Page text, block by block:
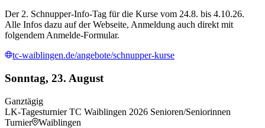
Der 2. Schnupper-Info-Tag für die Kurse vom 24.8. bis 4.10.26.
Alle Infos dazu auf der Webseite, Anmeldung auch direkt mit
folgendem Anmelde-Formular.
tc-waiblingen.de/angebote/schnupper-kurse
Sonntag, 23. August
Ganztägig
LK-Tagesturnier TC Waiblingen 2026 Senioren/Seniorinnen
Turnier
Waiblingen